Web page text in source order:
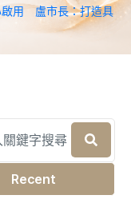
用 盧市長：打造具
Recent